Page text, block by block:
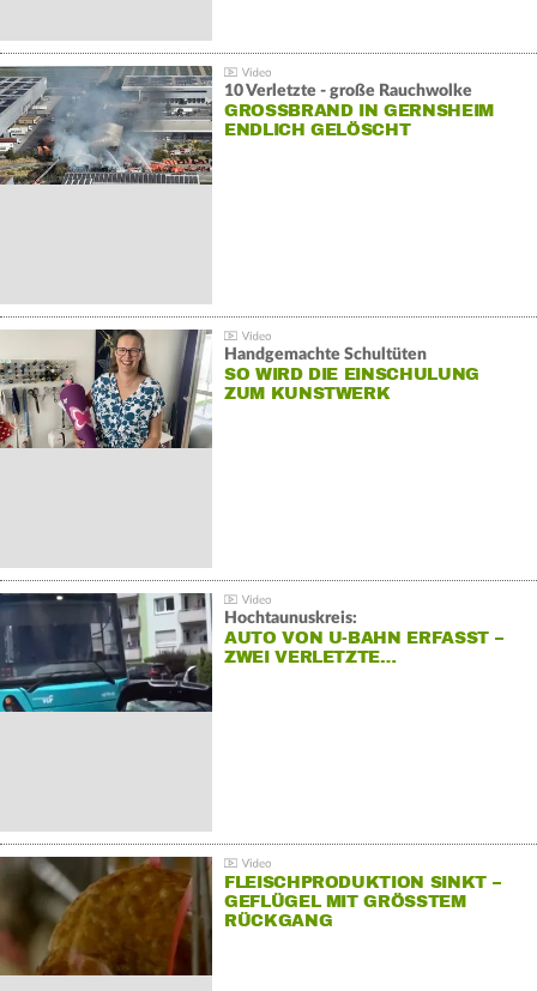
10 Verletzte - große Rauchwolke
GROSSBRAND IN GERNSHEIM E
NDLICH GELÖSCHT
Handgemachte Schultüten
SO WIRD DIE EINSCHULUNG
ZUM KUNSTWERK
Hochtaunuskreis:
AUTO VON U-BAHN ERFASST –
ZWEI VERLETZTE…
FLEISCHPRODUKTION SINKT –
GEFLÜGEL MIT GRÖSSTEM R
ÜCKGANG